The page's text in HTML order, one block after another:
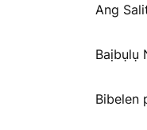
Ang
Baịbụlụ
Bibelen